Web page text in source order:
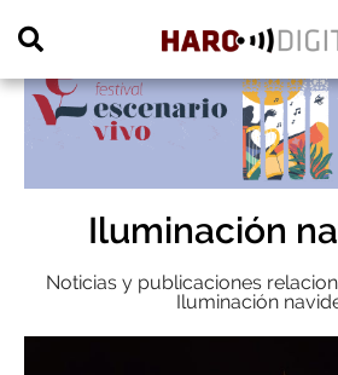
Iluminación
Noticias y publicaciones
Iluminación